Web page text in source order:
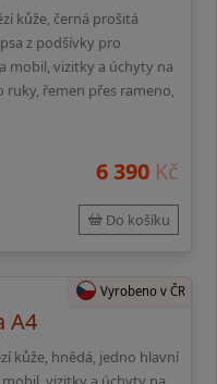
kůže, černá prošitá
z podšívky pro
mobil, vizitky a úchyty na
ruky, řemen přes rameno,
6 390 Kč
Do košíku
Vyrobeno v ČR
A4
kůže, hnědá, jedno hlavní